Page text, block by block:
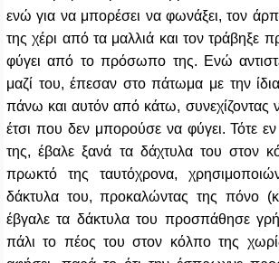
ενώ για να μπορέσει να φωνάξει, τον
της χέρι από τα μαλλιά και τον τράβηξε
φύγει από το πρόσωπο της. Ενώ
μαζί του, έπεσαν στο πάτωμα με την
πάνω και αυτόν από κάτω, συνεχίζοντας
έτσι που δεν μπορούσε να φύγει. Τότε
της, έβαλε ξανά τα δάχτυλα του στον
πρωκτό της ταυτόχρονα,
δάκτυλα του, προκαλώντας της πόνο
έβγαλε τα δάκτυλα του προσπάθησε
πάλι το πέος του στον κόλπο της